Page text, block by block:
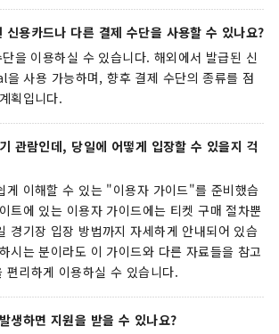
신용카드나 다른 결제 수단을 사용할 수 있나요?
을 이용하실 수 있습니다. 해외에서 발급된 신
을 사용 가능하며, 향후 결제 수단의 종류를 점
획입니다.
관람인데, 당일에 어떻게 입장할 수 있을지 걱
게 이해할 수 있는 "이용자 가이드"를 준비했습
트에 있는 이용자 가이드에는 티켓 구매 절차뿐
경기장 입장 방법까지 자세하게 안내되어 있습
시는 분이라도 이 가이드와 다른 자료들을 참고
편리하게 이용하실 수 있습니다.
생하면 지원을 받을 수 있나요?